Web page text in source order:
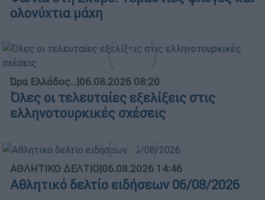
ολονύχτια μάχη
Ώρα Ελλάδος...|06.08.2026 08:20
Όλες οι τελευταίες εξελίξεις στις
ελληνοτουρκικές σχέσεις
ΑΘΛΗΤΙΚΟ ΔΕΛΤΙΟ|06.08.2026 14:46
Αθλητικό δελτίο ειδήσεων 06/08/2026